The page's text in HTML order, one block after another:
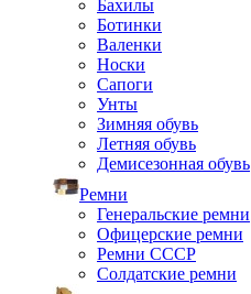
Бахилы
Ботинки
Валенки
Носки
Сапоги
Унты
Зимняя обувь
Летняя обувь
Демисезонная обувь
Ремни
Генеральские ремни
Офицерские ремни
Ремни СССР
Солдатские ремни